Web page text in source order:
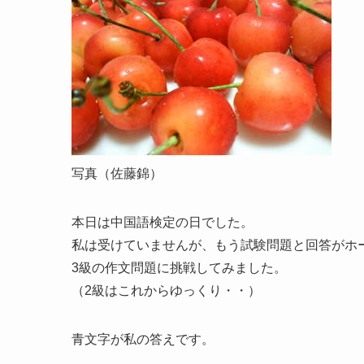
写真（佐藤錦）
本日は中国語検定の日でした。
私は受けていませんが、もう試験問題と回答がホ
3級の作文問題に挑戦してみました。
（2級はこれからゆっくり・・）
青文字が私の答えです。